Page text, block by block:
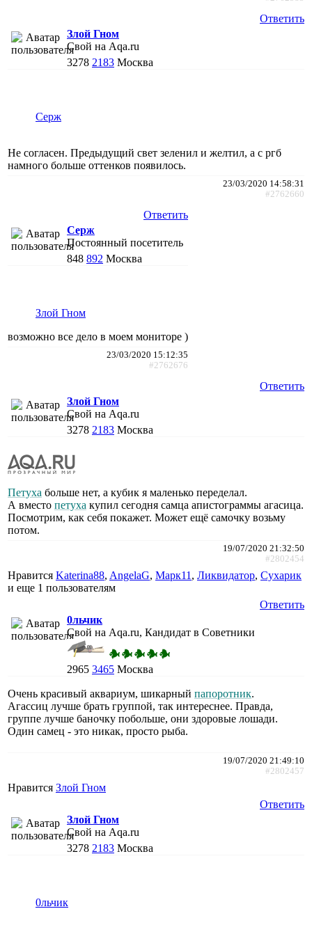
Ответить
Злой Гном
Свой на Aqa.ru
3278 2183 Москва
Cepж
Не согласен. Предыдущий свет зеленил и желтил, а с ргб
намного больше оттенков появилось.
23/03/2020 14:58:31
#2762660
Ответить
Cepж
Постоянный посетитель
848 892 Москва
Злой Гном
возможно все дело в моем мониторе )
23/03/2020 15:12:35
#2762676
Ответить
Злой Гном
Свой на Aqa.ru
3278 2183 Москва
Петуха больше нет, а кубик я маленько переделал.
А вместо петуха купил сегодня самца апистограммы агасица.
Посмотрим, как себя покажет. Может ещё самочку возьму
потом.
19/07/2020 21:32:50
#2802454
Нравится Katerina88, AngelaG, Марк11 , Ликвидатор, Сухарик
и еще 1 пользователям
Ответить
0льчик
Свой на Aqa.ru, Кандидат в Советники
2965 3465 Москва
Очень красивый аквариум, шикарный папоротник.
Агассиц лучше брать группой, так интереснее. Правда,
группе лучше баночку побольше, они здоровые лошади.
Один самец - это никак, просто рыба.
19/07/2020 21:49:10
#2802457
Нравится Злой Гном
Ответить
Злой Гном
Свой на Aqa.ru
3278 2183 Москва
0льчик